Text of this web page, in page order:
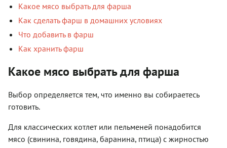
Какое мясо выбрать для фарша
Как сделать фарш в домашних условиях
Что добавить в фарш
Как хранить фарш
Какое мясо выбрать для фарша
Выбор определяется тем, что именно вы собираетесь
готовить.
Для классических котлет или пельменей понадобится
мясо (свинина, говядина, баранина, птица) с жирностью